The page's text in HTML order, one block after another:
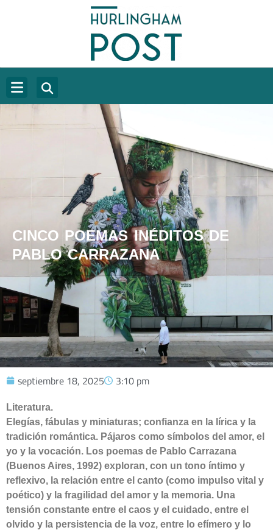
CINCO POEMAS INÉDITOS DE
PABLO CARRAZANA
septiembre 18, 2025 3:10 pm
Literatura.
Elegías, fábulas y miniaturas; confianza en la lírica y la
tradición romántica. Pájaros como símbolos del amor, el
yo y la vocación. Los poemas de Pablo Carrazana
(Buenos Aires, 1992) exploran, con un tono íntimo y
reflexivo, la relación entre el canto (como impulso vital y
poético) y la fragilidad del amor y la memoria. Una
tensión constante entre el caos y el cuidado, entre el
olvido y la persistencia de la voz, entre lo efímero y lo